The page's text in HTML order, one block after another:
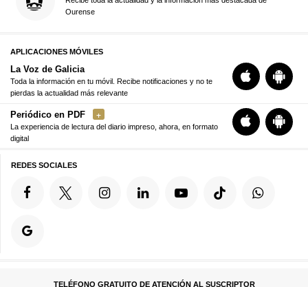
Ourense
APLICACIONES MÓVILES
La Voz de Galicia
Toda la información en tu móvil. Recibe notificaciones y no te
pierdas la actualidad más relevante
Periódico en PDF
La experiencia de lectura del diario impreso, ahora, en formato
digital
REDES SOCIALES
TELÉFONO GRATUITO DE ATENCIÓN AL SUSCRIPTOR